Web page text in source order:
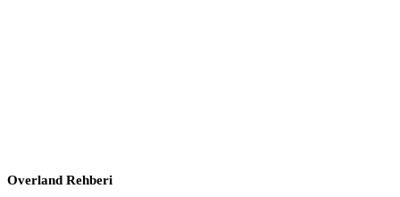
Overland Rehberi